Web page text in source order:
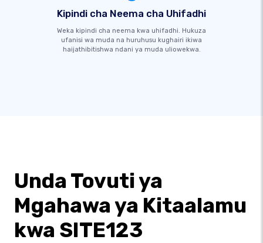
Kipindi cha Neema cha Uhifadhi
Weka kipindi cha neema kwa uhifadhi. Hukuza
ufanisi wa muda na huruhusu kughairi ikiwa
haijathibitishwa ndani ya muda uliowekwa.
Unda Tovuti ya
Mgahawa ya Kitaalamu
kwa SITE123